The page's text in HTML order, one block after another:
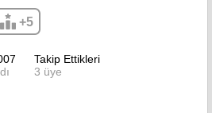
+5
Takip Ettikleri
3 üye